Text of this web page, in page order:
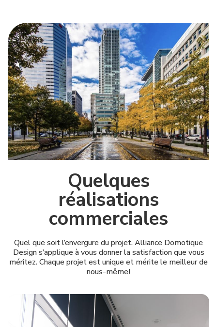
Quelques
réalisations
commerciales
Quel que soit l’envergure du projet, Alliance Domotique
Design s’applique à vous donner la satisfaction que vous
méritez. Chaque projet est unique et mérite le meilleur de
nous-même!